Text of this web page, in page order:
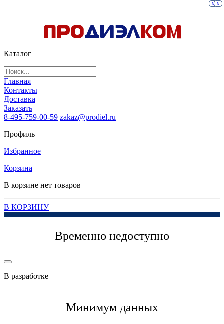
Каталог
Главная
Контакты
Доставка
Заказать
8-495-759-00-59 zakaz@prodiel.ru
Профиль
Избранное
0
Корзина
0
В корзине нет товаров
В КОРЗИНУ
Временно недоступно
В разработке
Минимум данных